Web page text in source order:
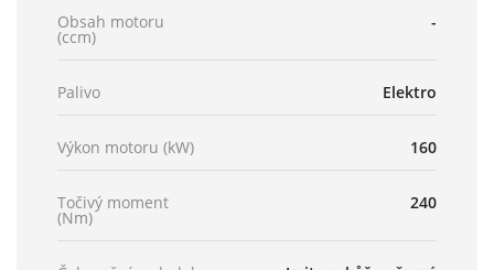
Obsah motoru
(ccm)
-
Palivo Elektro
Výkon motoru (kW) 160
Točivý moment
(Nm)
240